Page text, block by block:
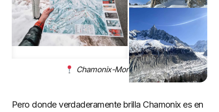
Chamonix-Mont-Blanc
Pero donde verdaderamente brilla Chamonix es en